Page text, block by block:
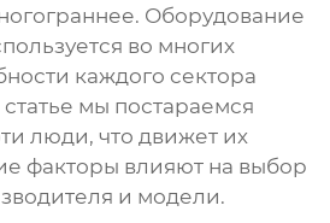
Оборудование
во многих
каждого сектора
мы постараемся
люди, что движет их
факторы влияют на выбор
и модели.